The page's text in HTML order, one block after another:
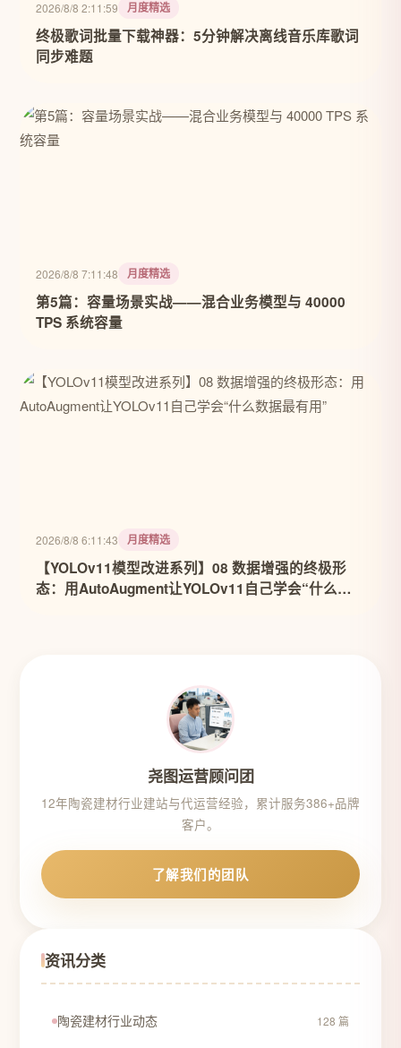
2026/8/8 2:11:59 月度精选
终极歌词批量下载神器：5分钟解决离线音乐库歌词
同步难题
2026/8/8 7:11:48 月度精选
第5篇：容量场景实战——混合业务模型与 40000
TPS 系统容量
2026/8/8 6:11:43 月度精选
【YOLOv11模型改进系列】08 数据增强的终极形
态：用AutoAugment让YOLOv11自己学会“什么数
尧图运营顾问团
12年陶瓷建材行业建站与代运营经验，累计服务386+品牌
客户。
了解我们的团队
资讯分类
陶瓷建材行业动态 128 篇